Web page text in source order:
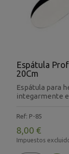
Espátula
20Cm
Espátula para
integarmente
Ref: P-85
8,00 €
Impuestos